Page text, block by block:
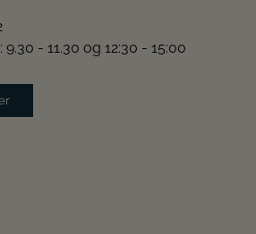
- 11.30 og 12:30 - 15:00